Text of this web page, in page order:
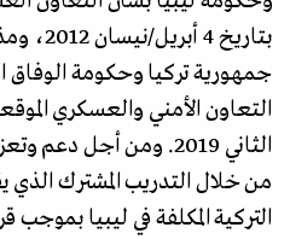
بتاريخ
جمهورية تركيا وحكومة الوفاق
الثاني 2019. ومن أجل
من خلال التدريب المشترك الذي
التركية المكلفة في ليبيا بموجب